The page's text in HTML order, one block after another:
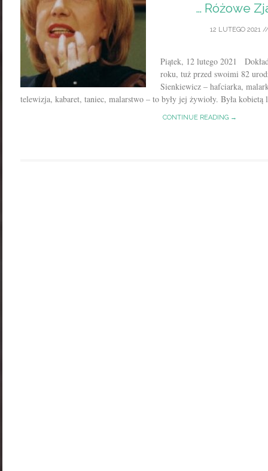
… Różowe
12 LUTEGO 2021
Piątek, 12 lutego 2021
roku, tuż przed swoimi 82
Sienkiewicz – hafciarka,
telewizja, kabaret, taniec, malarstwo – to były jej żywioły. Była
CONTINUE READING →